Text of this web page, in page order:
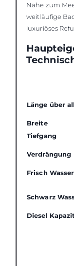
Nähe zum
weitläufige
luxuriöses
Länge über
Breite
Tiefgang
Verdrängung
Frisch
Schwarz
Diesel